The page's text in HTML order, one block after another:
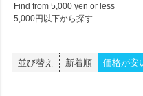
Find from 5,000 yen or less
5,000円以下から探す
並び替え 新着順 価格が安